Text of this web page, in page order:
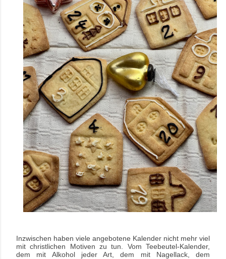
Inzwischen haben viele angebotene Kalender nicht mehr viel
mit christlichen Motiven zu tun. Vom Teebeutel-Kalender,
dem mit Alkohol jeder Art, dem mit Nagellack, dem